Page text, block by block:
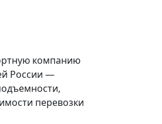
компанию
России —
перевозки